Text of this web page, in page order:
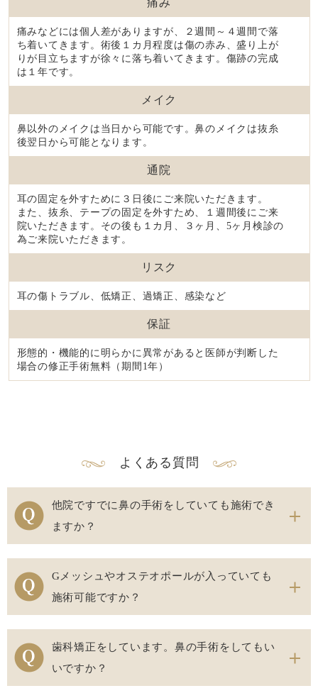
痛み
痛みなどには個人差がありますが、２週間～４週間で落
ち着いてきます。術後１カ月程度は傷の赤み、盛り上が
りが目立ちますが徐々に落ち着いてきます。傷跡の完成
は１年です。
メイク
鼻以外のメイクは当日から可能です。鼻のメイクは抜糸
後翌日から可能となります。
通院
耳の固定を外すために３日後にご来院いただきます。
また、抜糸、テープの固定を外すため、１週間後にご来
院いただきます。その後も１カ月、３ヶ月、5ヶ月検診の
為ご来院いただきます。
リスク
耳の傷トラブル、低矯正、過矯正、感染など
保証
形態的・機能的に明らかに異常があると医師が判断した
場合の修正手術無料（期間1年）
よくある質問
他院ですでに鼻の手術をしていても施術でき
ますか？
Gメッシュやオステオポールが入っていても
施術可能ですか？
歯科矯正をしています。鼻の手術をしてもい
いですか？